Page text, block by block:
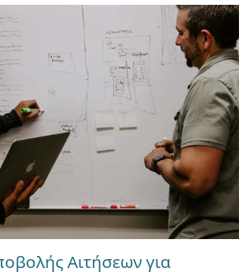
Αιτήσεων για